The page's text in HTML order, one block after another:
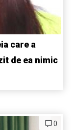
care a
de ea nimic
0